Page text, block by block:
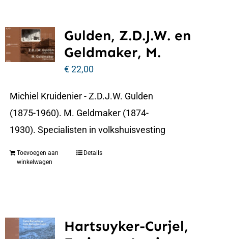
Gulden, Z.D.J.W. en
Geldmaker, M.
€22,00
Michiel Kruidenier - Z.D.J.W. Gulden
(1875-1960). M. Geldmaker (1874-
1930). Specialisten in volkshuisvesting
Toevoegen aan
winkelwagen
Details
Hartsuyker-Curjel,